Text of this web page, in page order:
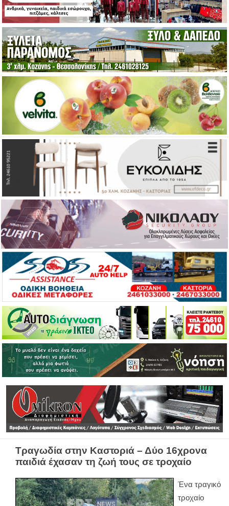
Τραγωδία στην Καστοριά – Δύο 16χρονα
παιδιά έχασαν τη ζωή τους σε τροχαίο
Ένα τραγικό
τροχαίο